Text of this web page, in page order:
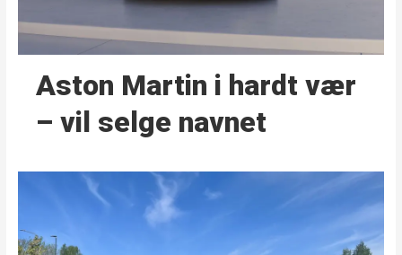
Aston Martin i hardt vær
– vil selge navnet